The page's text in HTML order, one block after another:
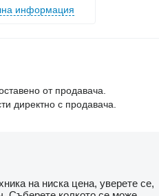
информация
от продавача.
директно с продавача.
на ниска цена, уверете се,